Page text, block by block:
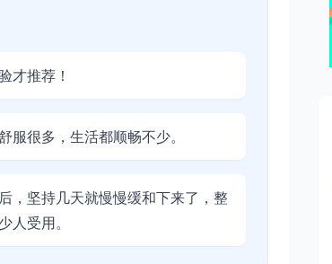
才推荐！
很多，生活都顺畅不少。
，坚持几天就慢慢缓和下来了，整
受用。